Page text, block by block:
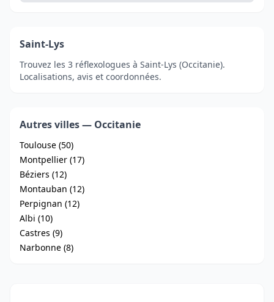
Saint-Lys
Trouvez les 3 réflexologues à Saint-Lys (Occitanie).
Localisations, avis et coordonnées.
Autres villes — Occitanie
Toulouse (50)
Montpellier (17)
Béziers (12)
Montauban (12)
Perpignan (12)
Albi (10)
Castres (9)
Narbonne (8)